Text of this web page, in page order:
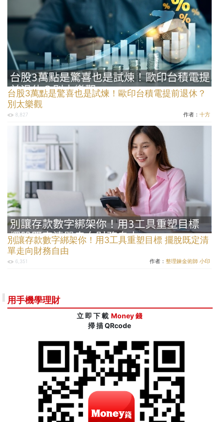
台股3萬點是驚喜也是試煉！歐印台積電提前退休？
別太樂觀
8,827 作者： 十方
別讓存款數字綁架你！用3工具重塑目標 擺脫既定清
單走向財務自由
6,351 作者： 整理鍊金術師 小印
用手機學理財
立 即 下 載 Money 錢
掃 描 QRcode